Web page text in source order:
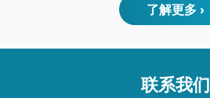
了解更多 ›
联系我们